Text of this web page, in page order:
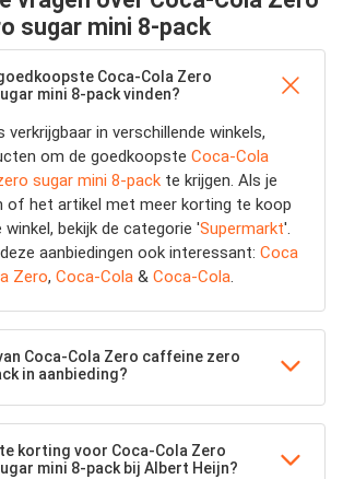
sugar mini 8-pack
Coca-Cola Zero
mini 8-pack vinden?
verkrijgbaar in verschillende winkels,
om de goedkoopste Coca-Cola
sugar mini 8-pack te krijgen. Als je
of het artikel met meer korting te koop
winkel, bekijk de categorie 'Supermarkt'.
aanbiedingen ook interessant: Coca
Zero, Coca-Cola & Coca-Cola.
Coca-Cola Zero caffeine zero
in aanbieding?
korting voor Coca-Cola Zero
mini 8-pack bij Albert Heijn?